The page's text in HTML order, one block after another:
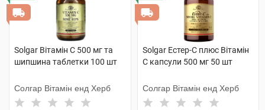
Solgar Вітамін C 500 мг та
шипшина таблетки 100 шт
Солгар Вітамін енд Херб
Solgar Естер-С плюс Вітамін
С капсули 500 мг 50 шт
Солгар Вітамін енд Херб